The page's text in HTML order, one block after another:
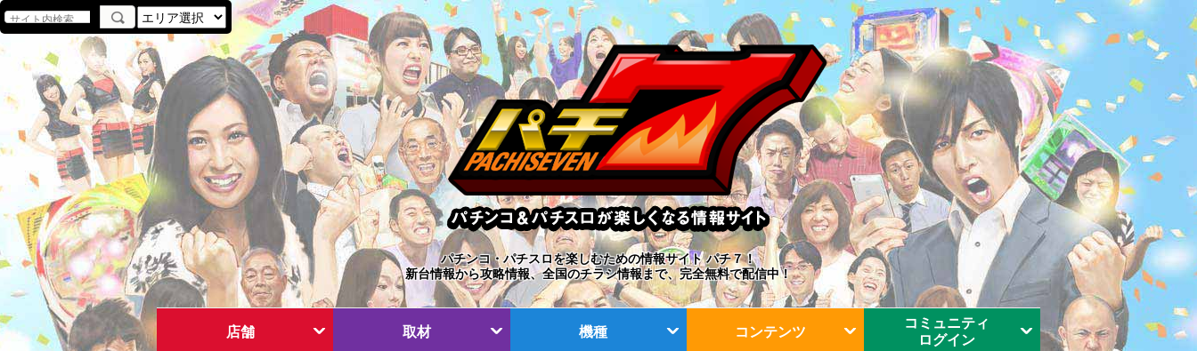
パチンコ・パチスロを楽しむための情報サイト パチ７！
新台情報から攻略情報、全国のチラシ情報まで、完全無料で配信中！
店舗 取材 機種 コンテンツ
コミュニティ
ログイン